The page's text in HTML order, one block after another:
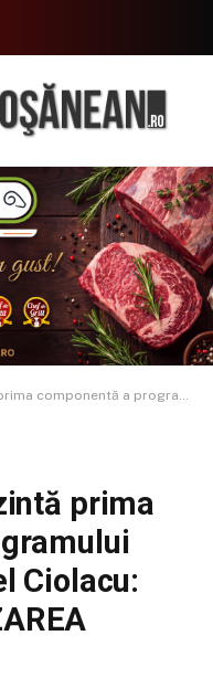
Marcel Ciolacu: „REINDUSTRIALIZAREA ROMÂNIEI”
prima
Ciolacu: